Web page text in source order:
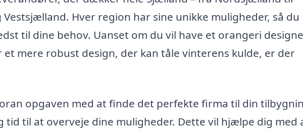
Hver region har sine unikke muligheder, så du
til dine behov. Uanset om du vil have et orangeri
mere robust design, der kan tåle vinterens kulde, er der
opgaven med at finde det perfekte firma til din
tid til at overveje dine muligheder. Dette vil hjælpe dig med